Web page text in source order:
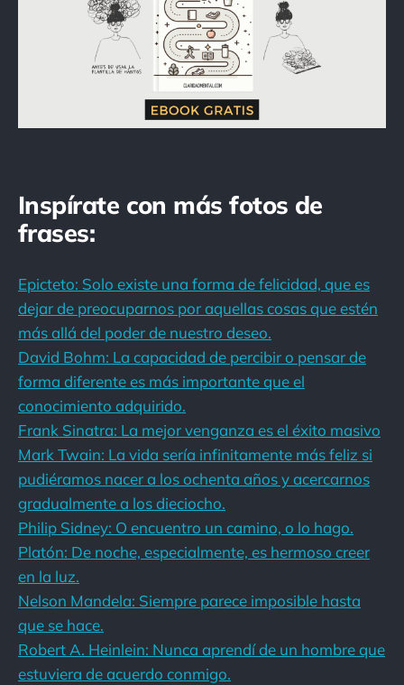
Inspírate con más fotos de
frases:
Epicteto: Solo existe una forma de felicidad, que es
dejar de preocuparnos por aquellas cosas que estén
más allá del poder de nuestro deseo.
David Bohm: La capacidad de percibir o pensar de
forma diferente es más importante que el
conocimiento adquirido.
Frank Sinatra: La mejor venganza es el éxito masivo
Mark Twain: La vida sería infinitamente más feliz si
pudiéramos nacer a los ochenta años y acercarnos
gradualmente a los dieciocho.
Philip Sidney: O encuentro un camino, o lo hago.
Platón: De noche, especialmente, es hermoso creer
en la luz.
Nelson Mandela: Siempre parece imposible hasta
que se hace.
Robert A. Heinlein: Nunca aprendí de un hombre que
estuviera de acuerdo conmigo.